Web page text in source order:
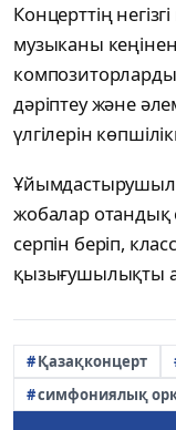
Концерттің
музыканы
дәріптеу және
үлгілерін
жобалар
серпін беріп,
қызығушылықты
Қазақконцерт
симфониялық